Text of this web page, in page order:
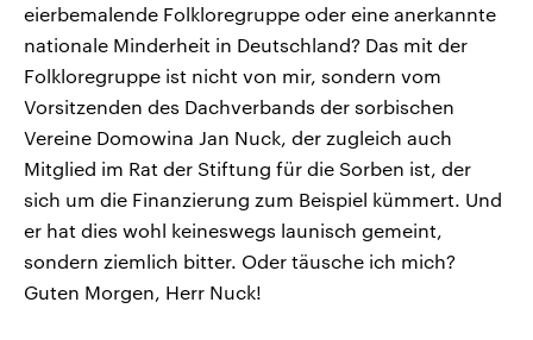
eierbemalende Folkloregruppe oder eine anerkannte
nationale Minderheit in Deutschland? Das mit der
Folkloregruppe ist nicht von mir, sondern vom
Vorsitzenden des Dachverbands der sorbischen
Vereine Domowina Jan Nuck, der zugleich auch
Mitglied im Rat der Stiftung für die Sorben ist, der
sich um die Finanzierung zum Beispiel kümmert. Und
er hat dies wohl keineswegs launisch gemeint,
sondern ziemlich bitter. Oder täusche ich mich?
Guten Morgen, Herr Nuck!